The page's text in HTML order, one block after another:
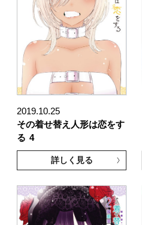
2019.10.25
その着せ替え人形は恋をす
る 4
詳しく見る